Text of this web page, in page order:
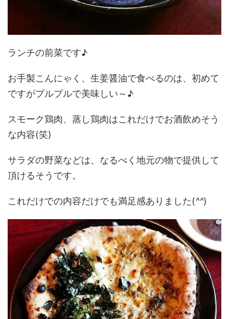
ランチの前菜です♪
お手製こんにゃく、生姜醤油で食べるのは、初めて
ですがプルプルで美味しい～♪
スモーク鶏肉、蒸し鶏肉はこれだけでお酒飲めそう
な内容(笑)
サラダの野菜などは、なるべく地元の物で提供して
頂けるそうです。
これだけでの内容だけでも満足感ありました(^^)